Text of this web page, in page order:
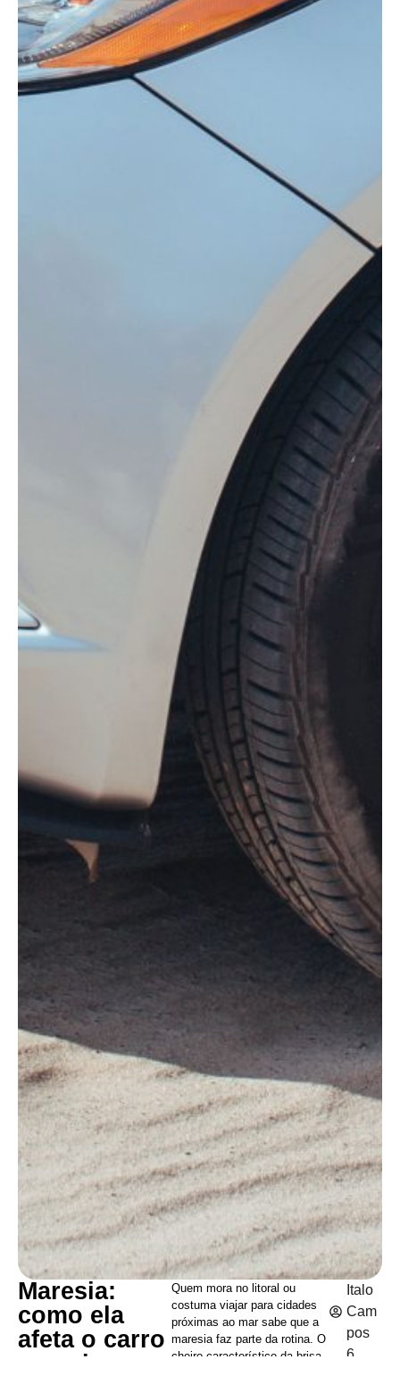
Maresia:
como ela
afeta o carro
e quais
Quem mora no litoral ou
costuma viajar para cidades
próximas ao mar sabe que a
maresia faz parte da rotina. O
cheiro característico da brisa
Italo
Cam
pos
6